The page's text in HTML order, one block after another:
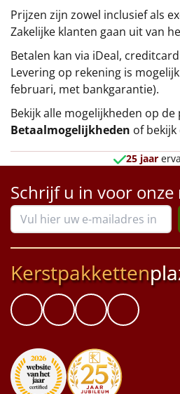
Prijzen zijn zowel inclusief als
Zakelijke klanten gaan uit van
Betalen kan via iDeal,
Levering op rekening is
februari, met bankgarantie).
Bekijk alle mogelijkheden op de
Betaalmogelijkheden of bekijk
25 jaar
Schrijf u in voor
Kerstpakketten